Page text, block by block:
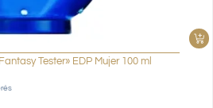
Tester» EDP Mujer 100 ml